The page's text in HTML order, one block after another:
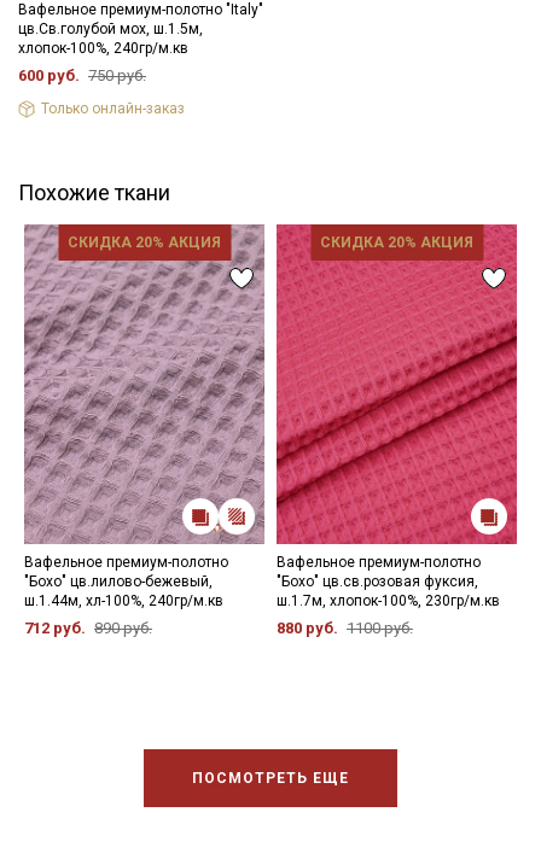
Вафельное премиум-полотно "Italy"
цв.Св.голубой мох, ш.1.5м,
хлопок-100%, 240гр/м.кв
600 руб. 750 руб.
Только онлайн-заказ
Похожие ткани
СКИДКА 20% АКЦИЯ
Вафельное премиум-полотно
"Бохо" цв.лилово-бежевый,
ш.1.44м, хл-100%, 240гр/м.кв
712 руб. 890 руб.
СКИДКА 20% АКЦИЯ
Вафельное премиум-полотно
"Бохо" цв.св.розовая фуксия,
ш.1.7м, хлопок-100%, 230гр/м.кв
880 руб. 1100 руб.
ПОСМОТРЕТЬ ЕЩЕ